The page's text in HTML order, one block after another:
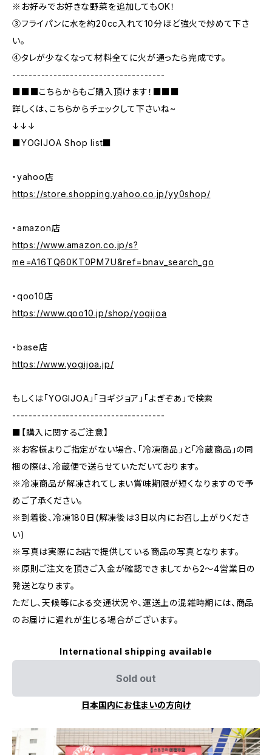
※お好みでお好きな野菜を追加してもOK！
③フライパンに水を約20cc入れて10分ほど強火で炒めて下さ
い。
④タレが少なくなって材料全てに火が通ったら完成です。
-------------------------------------
■■■こちらからもご購入頂けます！■■■
詳しくは、こちらからチェックして下さいね~
↓↓↓
■YOGIJOA Shop list■
・yahoo店
https://store.shopping.yahoo.co.jp/yy0shop/
・amazon店
https://www.amazon.co.jp/s?
me=A16TQ60KT0PM7U&ref=bnav_search_go
・qoo10店
https://www.qoo10.jp/shop/yogijoa
・base店
https://www.yogijoa.jp/
もしくは「YOGIJOA」「ヨギジョア」「よぎぞあ」で検索
-------------------------------------
■【購入に関するご注意】
※お客様よりご指定がない場合、「冷凍商品」と「冷蔵商品」の同
梱の際は、冷蔵便で送らせていただいております。
※冷凍商品が解凍されてしまい賞味期限が短くなりますので予
めご了承ください。
※到着後、冷凍180日(解凍後は3日以内にお召し上がりくださ
い)
※写真は実際にお店で提供している商品の写真となります。
※原則ご注文を頂きご入金が確認できましてから2～4営業日の
発送となります。
ただし、天候等による交通状況や、運送上の混雑時期には、商品
のお届けに遅れが生じる場合がございます。
International shipping available
Sold out
日本国内にお住まいの方向け